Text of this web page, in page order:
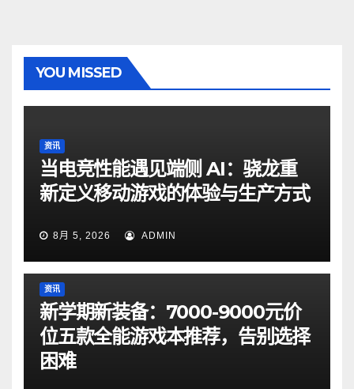
YOU MISSED
资讯
当电竞性能遇见端侧 AI：骁龙重
新定义移动游戏的体验与生产方式
8月 5, 2026 ADMIN
资讯
新学期新装备：7000-9000元价
位五款全能游戏本推荐，告别选择
困难